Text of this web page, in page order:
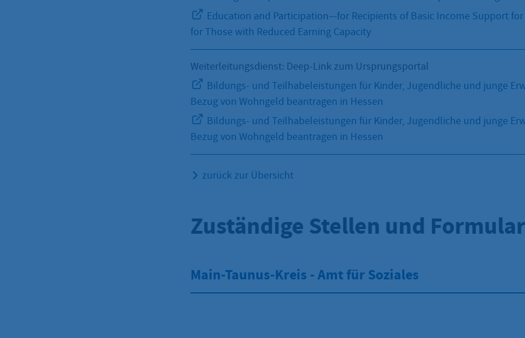
Education and Participation—for Recipients of Basic Income Support
for Those with Reduced Earning Capacity
Weiterleitungsdienst: Deep-Link zum Ursprungsportal
Bildungs- und Teilhabeleistungen für Kinder, Jugendliche und junge
Bezug von Wohngeld beantragen in Hessen
Bildungs- und Teilhabeleistungen für Kinder, Jugendliche und junge
Bezug von Wohngeld beantragen in Hessen
zurück zur Übersicht
Zuständige Stellen und
Main-Taunus-Kreis - Amt für Soziales